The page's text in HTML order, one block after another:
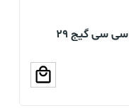
سرنگ انسولین حلما ساده سرجدا 1 سی سی گیج 29